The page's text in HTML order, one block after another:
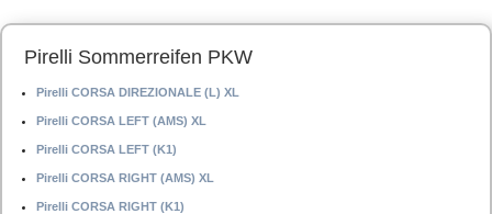
Pirelli Sommerreifen PKW
Pirelli CORSA DIREZIONALE (L) XL
Pirelli CORSA LEFT (AMS) XL
Pirelli CORSA LEFT (K1)
Pirelli CORSA RIGHT (AMS) XL
Pirelli CORSA RIGHT (K1)